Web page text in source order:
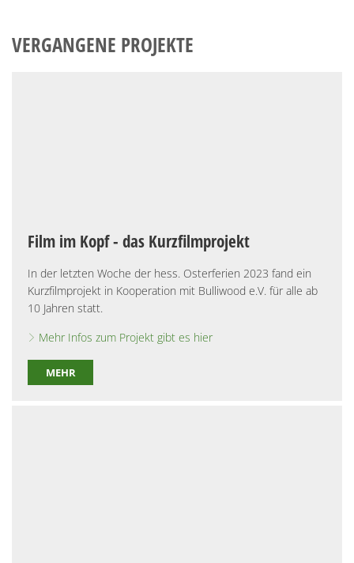
VERGANGENE PROJEKTE
Film im Kopf - das Kurzfilmprojekt
In der letzten Woche der hess. Osterferien 2023 fand ein
Kurzfilmprojekt in Kooperation mit Bulliwood e.V. für alle ab
10 Jahren statt.
Mehr Infos zum Projekt gibt es hier
MEHR